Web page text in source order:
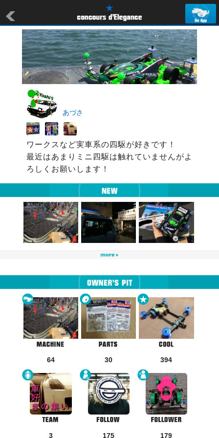
あづさ
ワークスなど実車系の四駆が好きです！
最近はあまりミニ四駆は触れていませんがよ
ろしくお願いします！
64 30 394
3 175 179